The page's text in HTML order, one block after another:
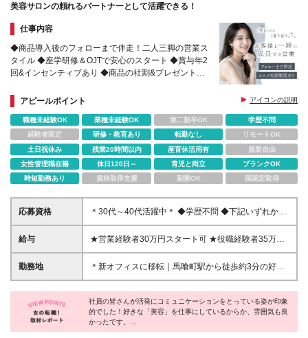
美容サロンの頼れるパートナーとして活躍できる！
仕事内容
◆商品導入後のフォローまで伴走！二人三脚の営業ス
タイル ◆座学研修＆OJTで安心のスタート ◆賞与年2
回&インセンティブあり ◆商品の社割&プレゼント制
アピールポイント
アイコンの説明
職種未経験OK 業種未経験OK 第二新卒OK
学歴不問
経験者限定
研修・教育あり 転勤なし
リモートOK
土日祝休み
残業20時間以内 産育休活用有
服装自由
女性管理職在籍
休日120日～ 育児と両立
ブランクOK
時短勤務あり
資格取得支援 副業OK 国認定取得
応募資格
＊30代～40代活躍中＊ ◆学歴不問 ◆下記いずれかの
経験をお持ちの方 ・営業職の実務経験（業界・年数
不問） ・販売サービス職の経験（業界・年数不問）
／卸など、業種・職種は不問です！ ＜こんな方にピ
ッタリ！＞ ・化粧品やコスメが好き ・お客様と長く
合わせて幅広い提案がしたい ・商品の導入だけでな
く、その後のフォローまで携わりたい
給与
★営業経験者30万円スタート可 ★役職経験者35万円
スタート可 月給27万円～70万円＋賞与年2回＋インセ
ンティブ＋各種手当 ※経験に応じて、給与額を決定し
途支給 ※試用期間3ヶ月（その間の給与・待遇に差異
はありません） ＊…頑張りをしっかり評価します…
＊ ◎全社目標達成時には、賞与にプラスして特別手
勤務地
＊新オフィスに移転｜馬喰町駅から徒歩約3分の好立
地♪ ＊徒歩5分圏内で3駅利用できる ＊JR総武線快
速・都営新宿線など複数路線使える！ ＊転勤はあり
ません◎ 【東京オフィス】 東京都中央区日本橋馬喰
町1丁目9-9 加富屋ビル6F/7F ※(変更の範囲)上記を除
く当社関連勤務地
社員の皆さんが活発にコミュニケーションをとっている姿が印象
的でした！好きな「美容」を仕事にしているからか、雰囲気も良
かったです。
また、ただ売るだけではなく、頼られる存在になろうとする姿勢